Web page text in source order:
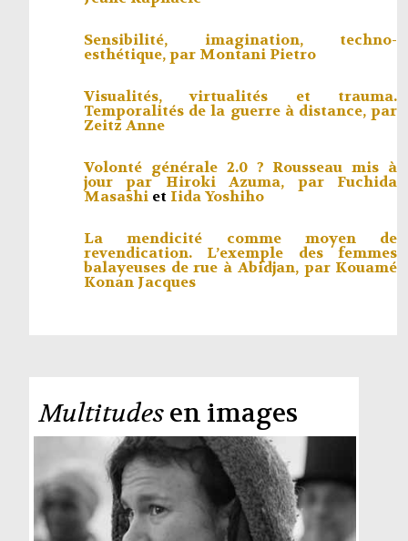
Sensibilité, imagination, techno-
esthétique, par Montani Pietro
Visualités, virtualités et trauma.
Temporalités de la guerre à distance, par
Zeitz Anne
Volonté générale 2.0 ? Rousseau mis à
jour par Hiroki Azuma, par Fuchida
Masashiet Iida Yoshiho
La mendicité comme moyen de
revendication. L’exemple des femmes
balayeuses de rue à Abidjan, par Kouamé
Konan Jacques
Multitudesen images